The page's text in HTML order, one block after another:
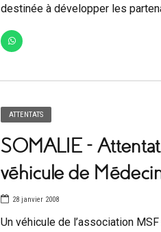
destinée à développer les
ATTENTATS
SOMALIE –
véhicule de
28 janvier 2008
Un véhicule de l’association